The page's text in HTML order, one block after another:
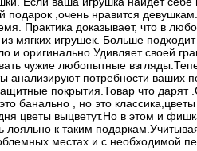
подарок ,очень нравится
Практика доказывает, что в
мягких игрушек. Больше
и оригинально.Удивляет своей
чужие любопытные
анализируют потребности ваших
покрытия.Товар что
банально , но это
цветы выцветут.Но в этом и
лояльно к таким
местах и с необходимой